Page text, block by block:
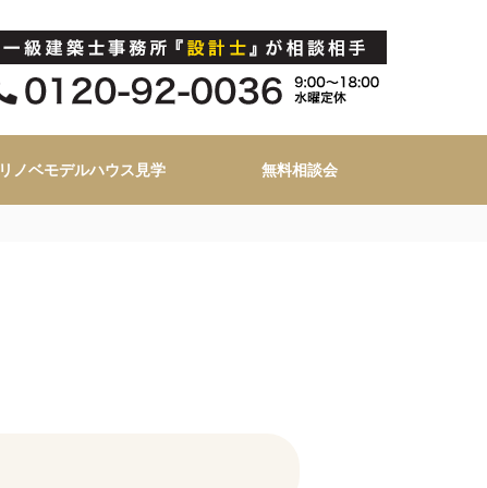
リノベモデルハウス見学 無料相談会